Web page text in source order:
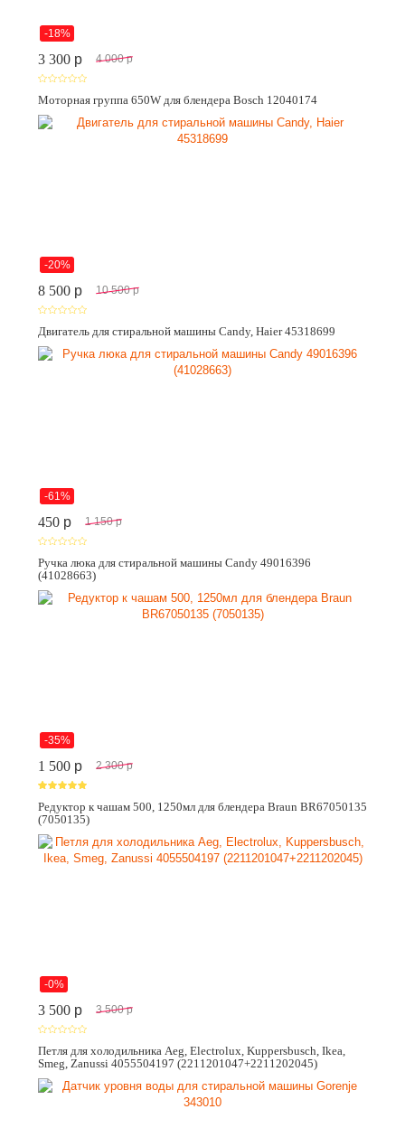
-18%
3 300 p 4 000 p
Моторная группа 650W для блендера Bosch 12040174
-20%
8 500 p 10 500 p
Двигатель для стиральной машины Candy, Haier 45318699
-61%
450 p 1 150 p
Ручка люка для стиральной машины Candy 49016396
(41028663)
-35%
1 500 p 2 300 p
Редуктор к чашам 500, 1250мл для блендера Braun BR67050135
(7050135)
-0%
3 500 p 3 500 p
Петля для холодильника Aeg, Electrolux, Kuppersbusch, Ikea,
Smeg, Zanussi 4055504197 (2211201047+2211202045)